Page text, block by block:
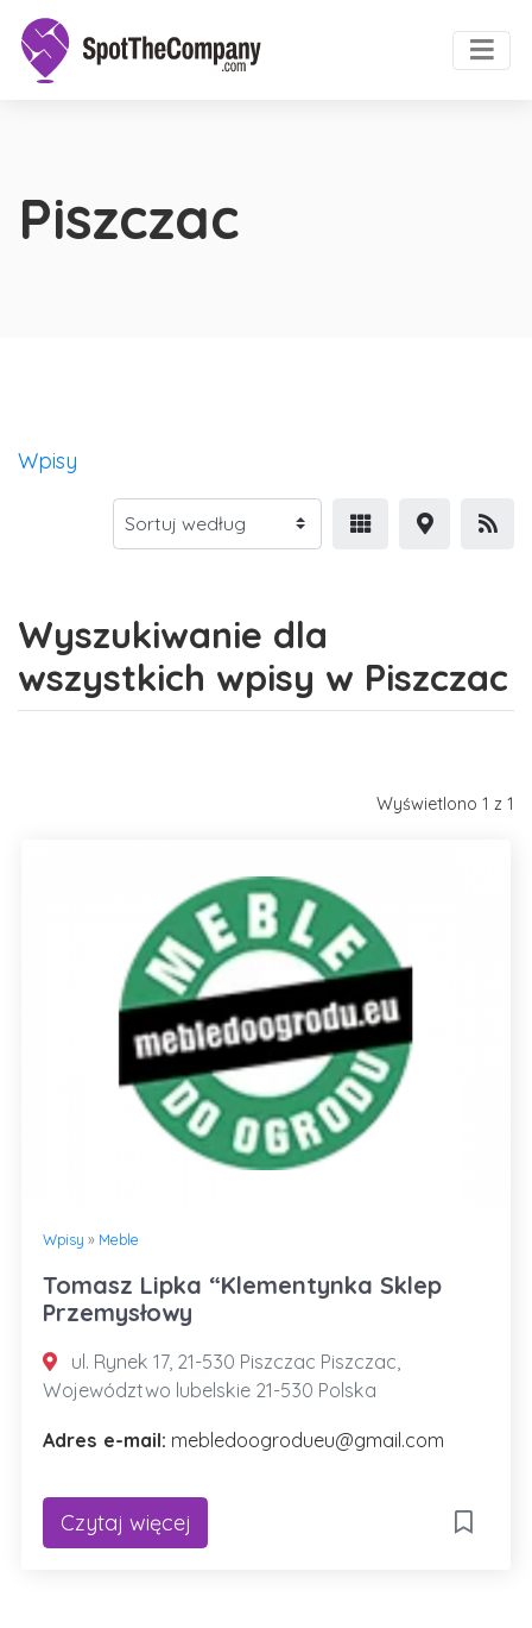
Piszczac
Wpisy
Wyszukiwanie dla
wszystkich wpisy w Piszczac
Wyświetlono 1 z 1
Wpisy » Meble
Tomasz Lipka “Klementynka Sklep
Przemysłowy
ul. Rynek 17, 21-530 Piszczac Piszczac,
Województwo lubelskie 21-530 Polska
Adres e-mail: mebledoogrodueu@gmail.com
Czytaj więcej